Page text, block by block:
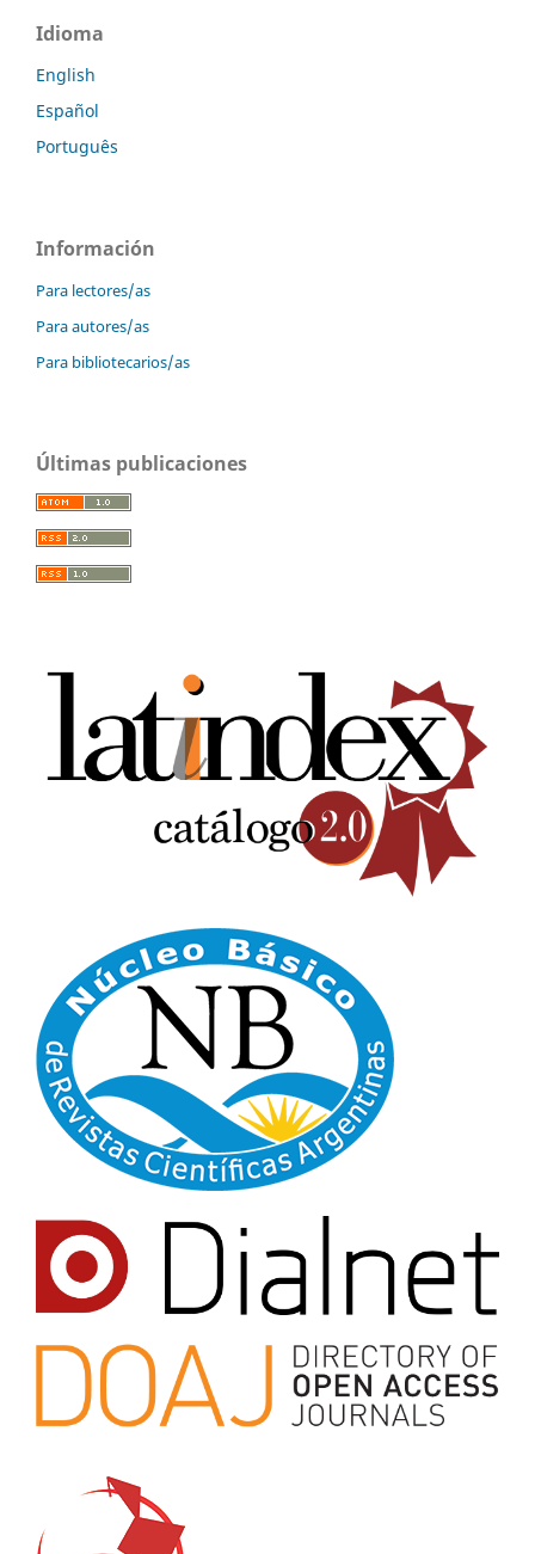
Idioma
English
Español
Português
Información
Para lectores/as
Para autores/as
Para bibliotecarios/as
Últimas publicaciones